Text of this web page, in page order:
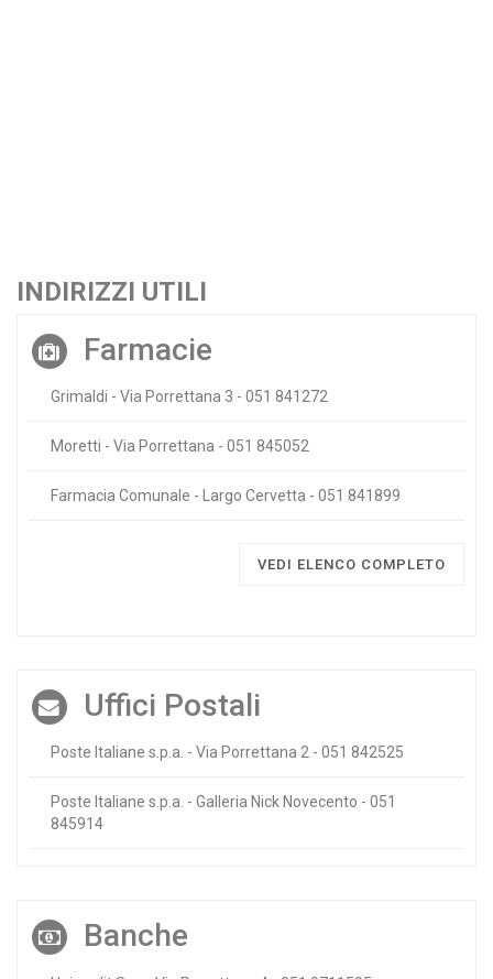
INDIRIZZI UTILI
Farmacie
Grimaldi - Via Porrettana 3 - 051 841272
Moretti - Via Porrettana - 051 845052
Farmacia Comunale - Largo Cervetta - 051 841899
VEDI ELENCO COMPLETO
Uffici Postali
Poste Italiane s.p.a. - Via Porrettana 2 - 051 842525
Poste Italiane s.p.a. - Galleria Nick Novecento - 051
845914
Banche